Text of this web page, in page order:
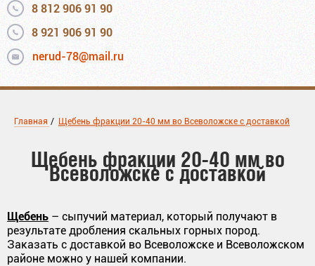
8 812 906 91 90
8 921 906 91 90
nerud-78@mail.ru
Главная / Щебень фракции 20-40 мм во Всеволожске с доставкой
Щебень фракции 20-40 мм во
Всеволожске с доставкой
Щебень – сыпучий материал, который получают в
результате дробления скальных горных пород.
Заказать с доставкой во Всеволожске и Всеволожском
районе можно у нашей компании.